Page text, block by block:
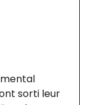
sorti leur